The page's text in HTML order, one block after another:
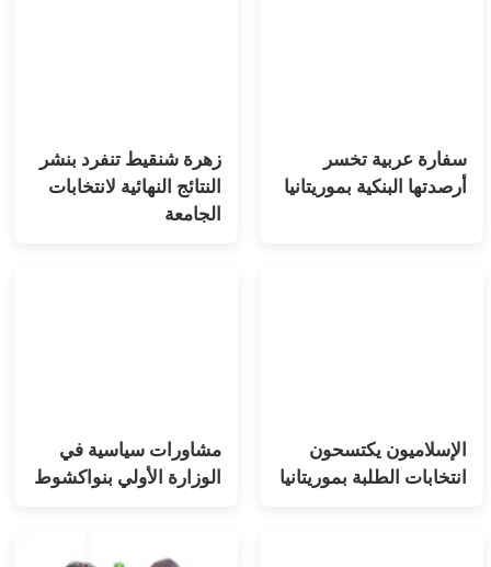
سفارة عربية تخسر
أرصدتها البنكية بموريتانيا
زهرة شنقيط تنفرد بنشر
النتائج النهائية لانتخابات
الجامعة
الإسلاميون يكتسحون
انتخابات الطلبة بموريتانيا
مشاورات سياسية في
الوزارة الأولي بنواكشوط